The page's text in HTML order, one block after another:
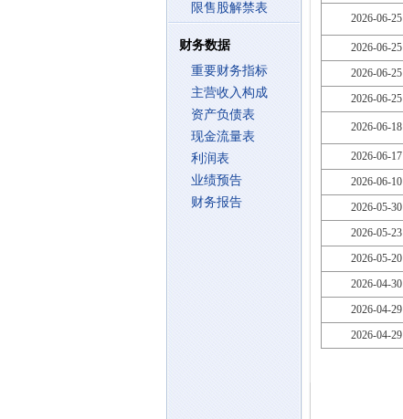
限售股解禁表
财务数据
重要财务指标
主营收入构成
资产负债表
现金流量表
利润表
业绩预告
财务报告
2026-06-25
2026-06-25
2026-06-25
2026-06-25
2026-06-18
2026-06-17
2026-06-10
2026-05-30
2026-05-23
2026-05-20
2026-04-30
2026-04-29
2026-04-29